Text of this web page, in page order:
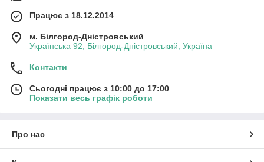
Працює з 18.12.2014
м. Білгород-Дністровський
Українська 92, Білгород-Дністровський, Україна
Контакти
Сьогодні працює з 10:00 до 17:00
Показати весь графік роботи
Про нас